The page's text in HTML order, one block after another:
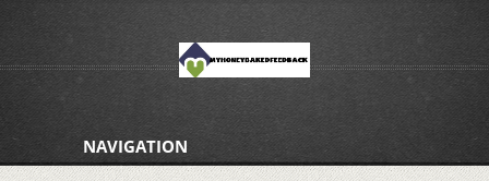
NAVIGATION